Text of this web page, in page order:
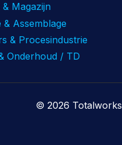
& Magazijn
& Assemblage
& Procesindustrie
Onderhoud / TD
© 2026 Totalworks